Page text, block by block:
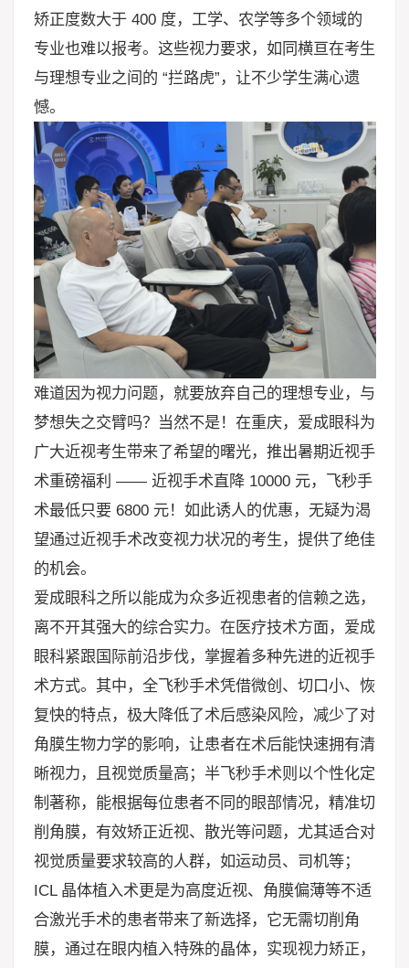
矫正度数大于 400 度，工学、农学等多个领域的
专业也难以报考。这些视力要求，如同横亘在考生
与理想专业之间的 “拦路虎”，让不少学生满心遗
憾。
难道因为视力问题，就要放弃自己的理想专业，与
梦想失之交臂吗？当然不是！在重庆，爱成眼科为
广大近视考生带来了希望的曙光，推出暑期近视手
术重磅福利 —— 近视手术直降 10000 元，飞秒手
术最低只要 6800 元！如此诱人的优惠，无疑为渴
望通过近视手术改变视力状况的考生，提供了绝佳
的机会。
爱成眼科之所以能成为众多近视患者的信赖之选，
离不开其强大的综合实力。在医疗技术方面，爱成
眼科紧跟国际前沿步伐，掌握着多种先进的近视手
术方式。其中，全飞秒手术凭借微创、切口小、恢
复快的特点，极大降低了术后感染风险，减少了对
角膜生物力学的影响，让患者在术后能快速拥有清
晰视力，且视觉质量高；半飞秒手术则以个性化定
制著称，能根据每位患者不同的眼部情况，精准切
削角膜，有效矫正近视、散光等问题，尤其适合对
视觉质量要求较高的人群，如运动员、司机等；
ICL 晶体植入术更是为高度近视、角膜偏薄等不适
合激光手术的患者带来了新选择，它无需切削角
膜，通过在眼内植入特殊的晶体，实现视力矫正，